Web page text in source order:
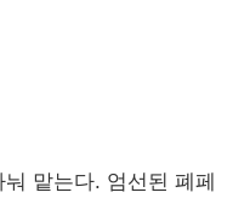
맡는다. 엄선된 폐페